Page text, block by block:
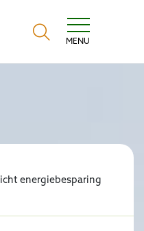
MENU
energiebesparing